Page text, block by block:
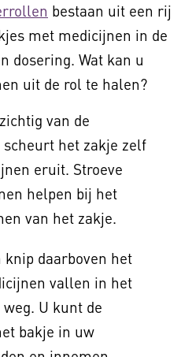
bestaan uit een rij
met medicijnen in de
dosering. Wat kan u
uit de rol te halen?
van de
het zakje zelf
eruit. Stroeve
helpen bij het
van het zakje.
knip daarboven het
vallen in het
U kunt de
bakje in uw